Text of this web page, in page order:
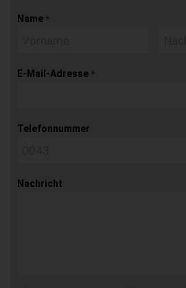
Name *
E-Mail-Adresse *
Telefonnummer
Nachricht